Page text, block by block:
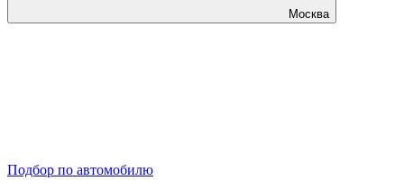
Москва
Подбор по автомобилю